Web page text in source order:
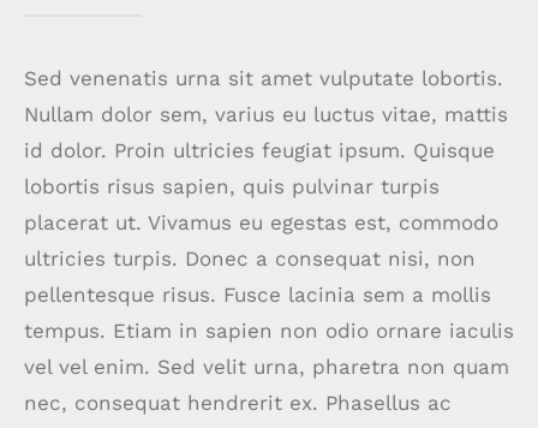
Sed venenatis urna sit amet vulputate lobortis.
Nullam dolor sem, varius eu luctus vitae, mattis
id dolor. Proin ultricies feugiat ipsum. Quisque
lobortis risus sapien, quis pulvinar turpis
placerat ut. Vivamus eu egestas est, commodo
ultricies turpis. Donec a consequat nisi, non
pellentesque risus. Fusce lacinia sem a mollis
tempus. Etiam in sapien non odio ornare iaculis
vel vel enim. Sed velit urna, pharetra non quam
nec, consequat hendrerit ex. Phasellus ac